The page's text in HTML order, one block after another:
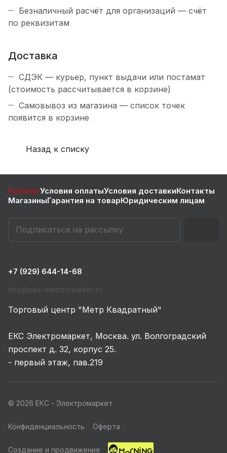
Безналичный расчёт для организаций — счёт
по реквизитам
Доставка
СДЭК — курьер, пункт выдачи или постамат
(стоимость рассчитывается в корзине)
Самовывоз из магазина — список точек
появится в корзине
Назад к списку
КаталогУсловия оплатыУсловия доставкиКонтакты
МагазиныГарантия на товарЮридическим лицам
+7 (929) 644-14-68
info@eks-electromarket.ru
Торговый центр "Метр Квадратный"
ЕКС Электромаркет, Москва. ул. Волгоградский
проспект д. 32, корпус 25.
- первый этаж, пав.219
© 2026 ЕКС - Электромаркет
Конфиденциальность Оферта
Создание и продвижение